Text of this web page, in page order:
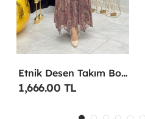
Etnik Desen Takım Bordo
1,666.00 TL